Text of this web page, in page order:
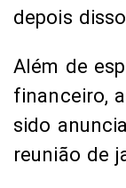
depois
Além de
financeiro,
sido
reunião de